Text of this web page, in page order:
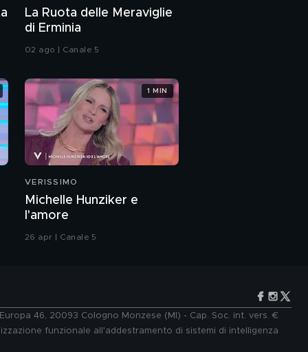
La Ruota delle Meraviglie
di Erminia
02 ago | Canale 5
VERISSIMO
Michelle Hunziker e
l'amore
26 apr | Canale 5
1 MIN
46, 20093 Cologno Monzese (MI) - Cap. Soc. int. vers. €
funzionale all'addestramento di sistemi di intelligenza